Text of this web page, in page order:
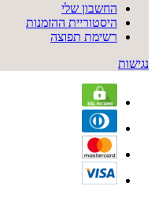
החשבון שלי
היסטוריית ההזמנות
רשימת תפוצה
נגישות